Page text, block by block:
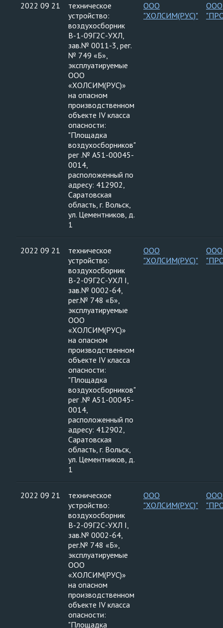
2022 09 21
техническое
устройство:
воздухосборник
В-1-09Г2С-УХЛ,
зав.№ 0011-3, рег.
№ 749 «Б»,
эксплуатируемые
ООО
«ХОЛСИМ(РУС)»
на опасном
производственном
объекте IV класса
опасности:
"Площадка
воздухосборников"
рег .№ А51-00045-
0014,
расположенный по
адресу: 412902,
Саратовская
область, г. Вольск,
ул. Цементников, д.
1
ООО
"ХОЛСИМ(РУС)"
ООО
2022 09 21
техническое
устройство:
воздухосборник
В-2-09Г2С-УХЛ I,
зав.№ 0002-64,
рег.№ 748 «Б»,
эксплуатируемые
ООО
«ХОЛСИМ(РУС)»
на опасном
производственном
объекте IV класса
опасности:
"Площадка
воздухосборников"
рег .№ А51-00045-
0014,
расположенный по
адресу: 412902,
Саратовская
область, г. Вольск,
ул. Цементников, д.
1
ООО
"ХОЛСИМ(РУС)"
ООО
2022 09 21
техническое
устройство:
воздухосборник
В-2-09Г2С-УХЛ I,
зав.№ 0002-64,
рег.№ 748 «Б»,
эксплуатируемые
ООО
«ХОЛСИМ(РУС)»
на опасном
производственном
объекте IV класса
опасности:
"Площадка
ООО
"ХОЛСИМ(РУС)"
ООО